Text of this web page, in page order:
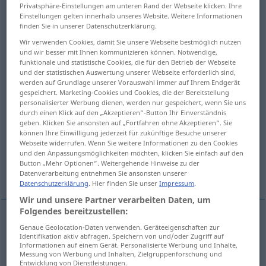
Übersicht aller Übersetzungen
verlaust, voller Läuse
überreichlich versorgt, strotzen, wimmeln
widerlich, ekelhaft, dreckig, gemein,
niederträchtig
lausig, miserabel, lausig
verlaust,vollerLäuse lousy infested with lice
Privatsphäre-Einstellungen am unteren Rand der Webseite klicken. Ihre
Einstellungen gelten innerhalb unseres Website. Weitere Informationen
finden Sie in unserer Datenschutzerklärung.
Wir verwenden Cookies, damit Sie unsere Webseite bestmöglich nutzen
und wir besser mit Ihnen kommunizieren können. Notwendige,
funktionale und statistische Cookies, die für den Betrieb der Webseite
und der statistischen Auswertung unserer Webseite erforderlich sind,
werden auf Grundlage unserer Vorauswahl immer auf Ihrem Endgerät
gespeichert. Marketing-Cookies und Cookies, die der Bereitstellung
personalisierter Werbung dienen, werden nur gespeichert, wenn Sie uns
durch einen Klick auf den „Akzeptieren“-Button Ihr Einverständnis
geben. Klicken Sie ansonsten auf „Fortfahren ohne Akzeptieren“. Sie
können Ihre Einwilligung jederzeit für zukünftige Besuche unserer
Webseite widerrufen. Wenn Sie weitere Informationen zu den Cookies
und den Anpassungsmöglichkeiten möchten, klicken Sie einfach auf den
Button „Mehr Optionen“. Weitergehende Hinweise zu der
Datenverarbeitung entnehmen Sie ansonsten unserer
Datenschutzerklärung. Hier finden Sie unserImpressum.
Wir und unsere Partner verarbeiten Daten, um
Folgendes bereitzustellen:
Genaue Geolocation-Daten verwenden. Geräteeigenschaften zur
Identifikation aktiv abfragen. Speichern von und/oder Zugriff auf
Informationen auf einem Gerät. Personalisierte Werbung und Inhalte,
Messung von Werbung und Inhalten, Zielgruppenforschung und
Entwicklung von Dienstleistungen.